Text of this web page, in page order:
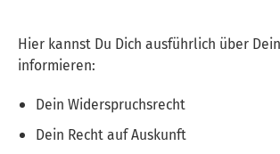
Hier kannst Du Dich ausführlich über
informieren:
Dein Widerspruchsrecht
Dein Recht auf Auskunft